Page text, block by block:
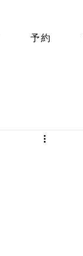
予約